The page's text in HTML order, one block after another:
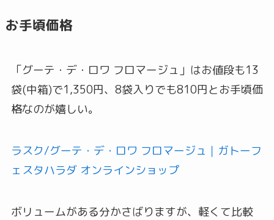
お手頃価格
「グーテ・デ・ロワ フロマージュ」はお値段も13
袋(中箱)で1,350円、8袋入りでも810円とお手頃価
格なのが嬉しい。
ラスク/グーテ・デ・ロワ フロマージュ｜ガトーフ
ェスタハラダ オンラインショップ
ボリュームがある分かさばりますが、軽くて比較